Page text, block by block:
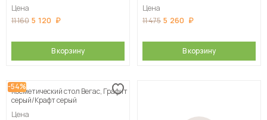
Цена
11 160 5 120
В корзину
Цена
11 475 5 260
В корзину
-54%
Косметический стол Вегас, Графит
серый/Крафт серый
Цена